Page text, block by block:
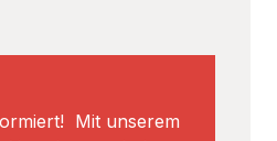
Mit unserem